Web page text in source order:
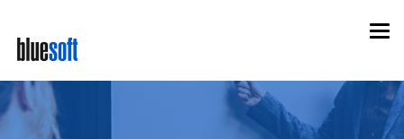
main
content